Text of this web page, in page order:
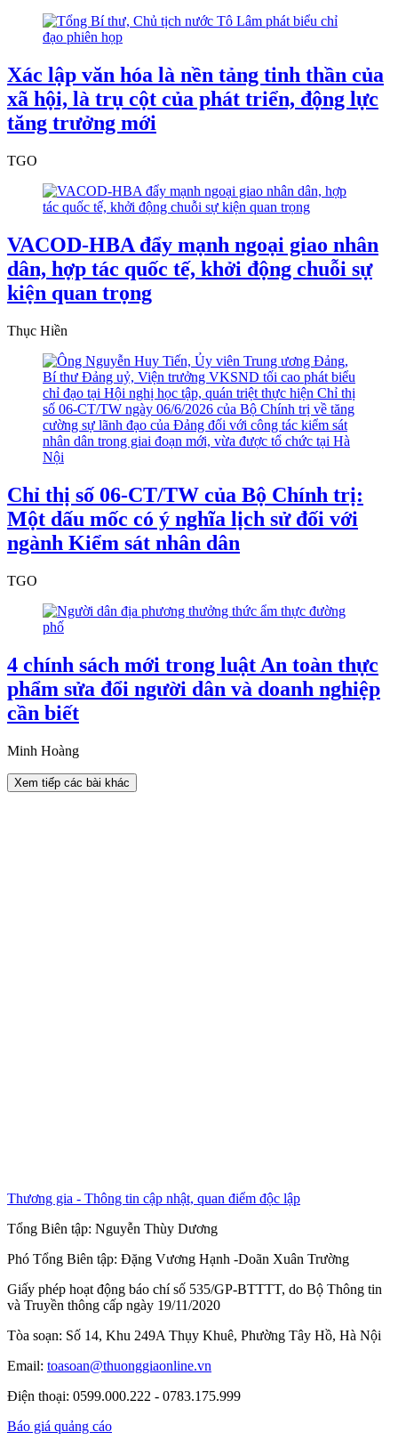
Xác lập văn hóa là nền tảng tinh thần của
xã hội, là trụ cột của phát triển, động lực
tăng trưởng mới
TGO
VACOD-HBA đẩy mạnh ngoại giao nhân
dân, hợp tác quốc tế, khởi động chuỗi sự
kiện quan trọng
Thục Hiền
Chỉ thị số 06-CT/TW của Bộ Chính trị:
Một dấu mốc có ý nghĩa lịch sử đối với
ngành Kiểm sát nhân dân
TGO
4 chính sách mới trong luật An toàn thực
phẩm sửa đổi người dân và doanh nghiệp
cần biết
Minh Hoàng
Xem tiếp các bài khác
Thương gia - Thông tin cập nhật, quan điểm độc lập
Tổng Biên tập: Nguyễn Thùy Dương
Phó Tổng Biên tập: Đặng Vương Hạnh -Doãn Xuân Trường
Giấy phép hoạt động báo chí số 535/GP-BTTTT, do Bộ Thông tin
và Truyền thông cấp ngày 19/11/2020
Tòa soạn: Số 14, Khu 249A Thụy Khuê, Phường Tây Hồ, Hà Nội
Email: toasoan@thuonggiaonline.vn
Điện thoại: 0599.000.222 - 0783.175.999
Báo giá quảng cáo